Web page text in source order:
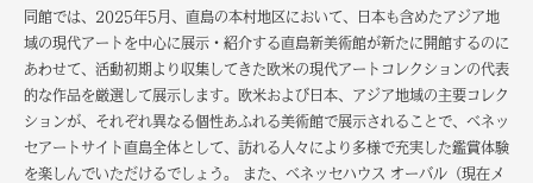
同館では、2025年5月、直島の本村地区において、日本も含めたアジア地
域の現代アートを中心に展示・紹介する直島新美術館が新たに開館するのに
あわせて、活動初期より収集してきた欧米の現代アートコレクションの代表
的な作品を厳選して展示します。欧米および日本、アジア地域の主要コレク
ションが、それぞれ異なる個性あふれる美術館で展示されることで、ベネッ
セアートサイト直島全体として、訪れる人々により多様で充実した鑑賞体験
を楽しんでいただけるでしょう。 また、ベネッセハウス オーバル（現在メ